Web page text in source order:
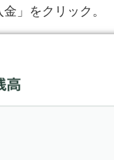
」をクリック。